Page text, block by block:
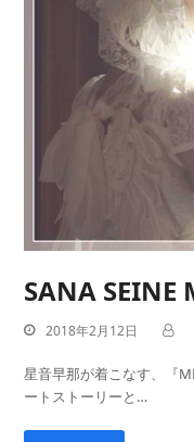
SANA
2018年2月12日
星音早那が着こなす、『
ートストーリーと…